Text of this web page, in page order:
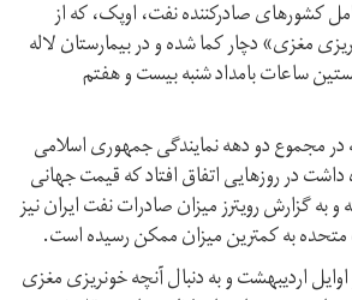
کشورهای صادرکننده نفت، اوپک، که از
مغزی» دچار کما شده و در بیمارستان لاله
ساعات بامداد شنبه بیست و هفتم
در مجموع دو دهه نمایندگی جمهوری اسلامی
داشت در روزهایی اتفاق افتاد که قیمت جهانی
گزارش رویترز میزان صادرات نفت ایران نیز
به کمترین میزان ممکن رسیده است.
اوایل اردیبهشت و به دنبال آنچه خونریزی مغزی